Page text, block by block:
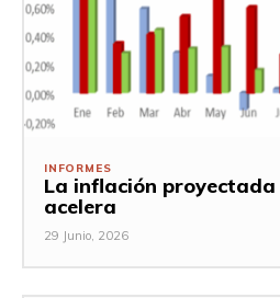
INFORMES
La inflación proyectada
acelera
29 Junio, 2026